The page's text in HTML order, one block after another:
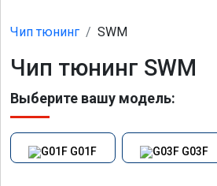
Чип тюнинг SWM
Чип тюнинг SWM
Выберите вашу модель:
G01F G03F